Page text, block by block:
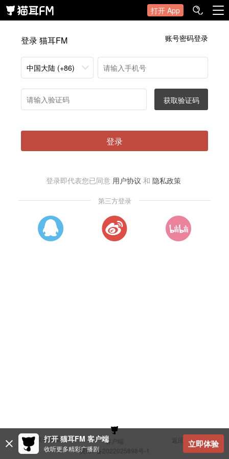
打开 App
登录 猫耳FM 账号密码登录
中国大陆 (+86)
获取验证码
登录
登录即代表您已同意 用户协议 和 隐私政策
第三方登录
建议与反馈 客户端
返回顶部
冀ICP备2022025898号-1
打开 猫耳FM 客户端
收听更多精彩广播剧 立即体验